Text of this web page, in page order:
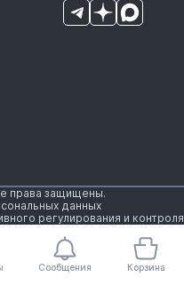
Сообщения Корзина
права защищены.
данных
регулирования и контроля